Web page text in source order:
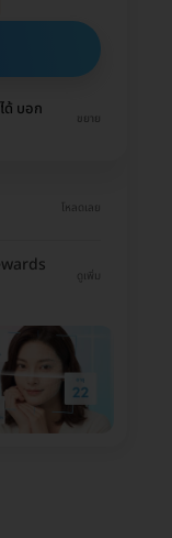
ด้ บอก
ขยาย
โหลดเลย
ดูเพิ่ม